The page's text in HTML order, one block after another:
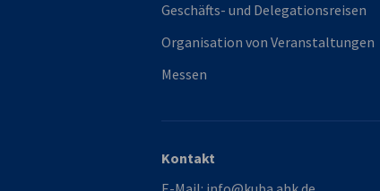
Geschäfts- und Delegationsreisen
Organisation von Veranstaltungen
Messen
Kontakt